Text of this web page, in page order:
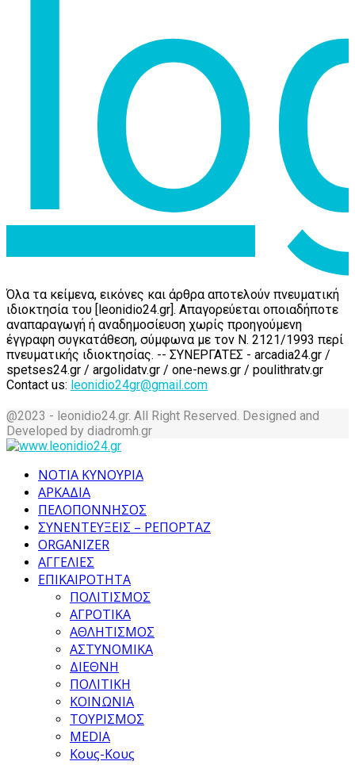
Όλα τα κείμενα, εικόνες και άρθρα αποτελούν πνευματική
ιδιοκτησία του [leonidio24.gr]. Απαγορεύεται οποιαδήποτε
αναπαραγωγή ή αναδημοσίευση χωρίς προηγούμενη
έγγραφη συγκατάθεση, σύμφωνα με τον Ν. 2121/1993 περί
πνευματικής ιδιοκτησίας. -- ΣΥΝΕΡΓΑΤΕΣ - arcadia24.gr /
spetses24.gr / argolidatv.gr / one-news.gr / poulithratv.gr
Contact us: leonidio24gr@gmail.com
@2023 - leonidio24.gr. All Right Reserved. Designed and
Developed by diadromh.gr
ΝΟΤΙΑ ΚΥΝΟΥΡΙΑ
ΑΡΚΑΔΙΑ
ΠΕΛΟΠΟΝΝΗΣΟΣ
ΣΥΝΕΝΤΕΥΞΕΙΣ – ΡΕΠΟΡΤΑΖ
ORGANIZER
ΑΓΓΕΛΙΕΣ
ΕΠΙΚΑΙΡΟΤΗΤΑ
ΠΟΛΙΤΙΣΜΟΣ
ΑΓΡΟΤΙΚΑ
ΑΘΛΗΤΙΣΜΟΣ
ΑΣΤΥΝΟΜΙΚΑ
ΔΙΕΘΝΗ
ΠΟΛΙΤΙΚΗ
ΚΟΙΝΩΝΙΑ
ΤΟΥΡΙΣΜΟΣ
MEDIA
Κους-Κους